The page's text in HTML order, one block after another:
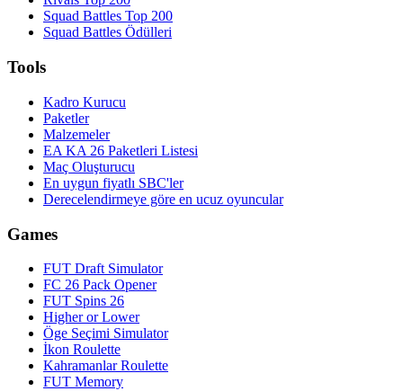
Squad Battles Top 200
Squad Battles Ödülleri
Tools
Kadro Kurucu
Paketler
Malzemeler
EA KA 26 Paketleri Listesi
Maç Oluşturucu
En uygun fiyatlı SBC'ler
Derecelendirmeye göre en ucuz oyuncular
Games
FUT Draft Simulator
FC 26 Pack Opener
FUT Spins 26
Higher or Lower
Öge Seçimi Simulator
İkon Roulette
Kahramanlar Roulette
FUT Memory